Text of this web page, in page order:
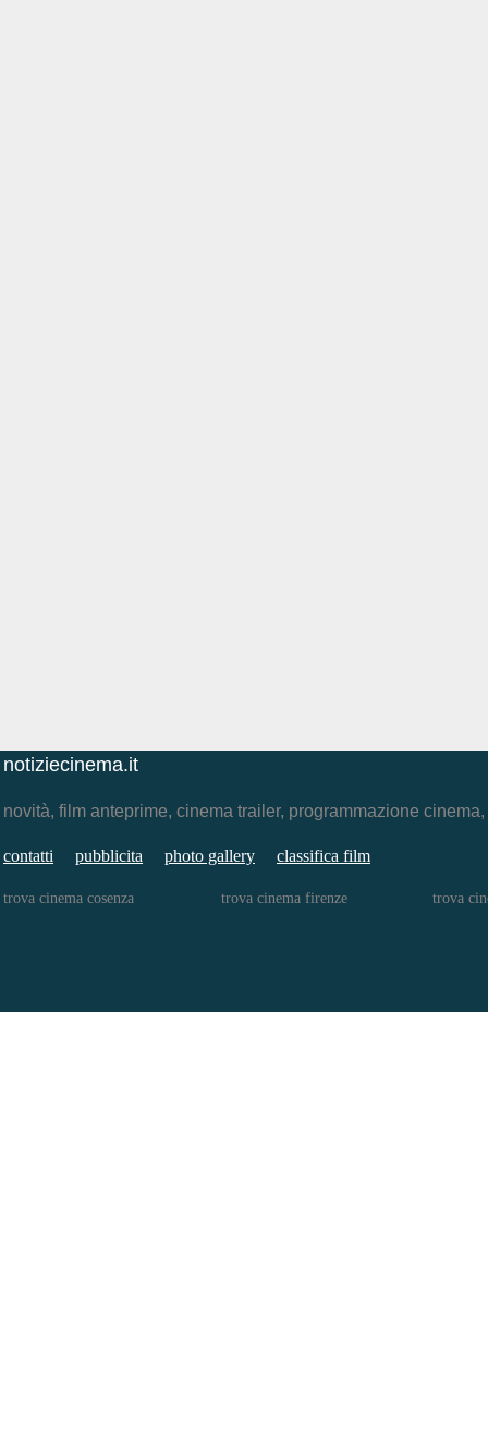
notiziecinema.it
novità, film anteprime, cinema trailer, programmazione
contatti pubblicita photo gallery classifica film
trova cinema cosenza trova cinema firenze trova